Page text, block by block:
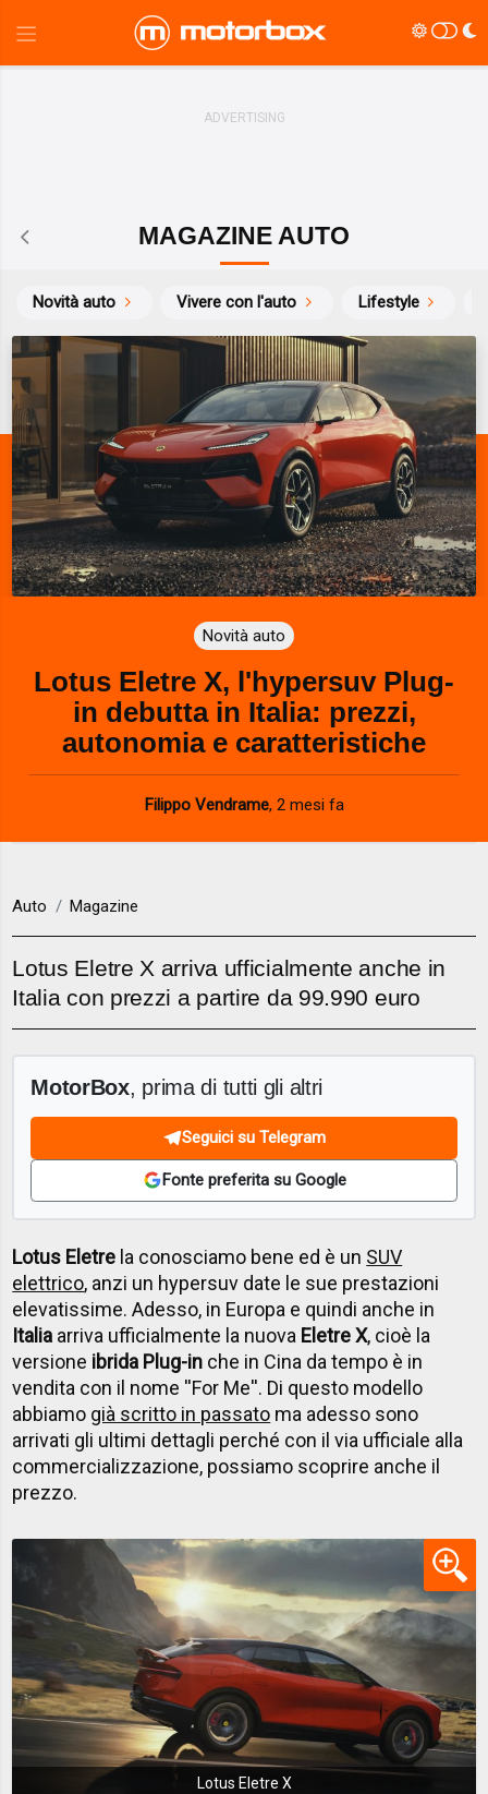
MAGAZINE AUTO
Novità auto Vivere con l'auto Lifestyle
Novità auto
Lotus Eletre X, l'hypersuv Plug-
in debutta in Italia: prezzi,
autonomia e caratteristiche
Filippo Vendrame, 2 mesi fa
Auto Magazine
Lotus Eletre X arriva ufficialmente anche in
Italia con prezzi a partire da 99.990 euro
MotorBox, prima di tutti gli altri
Seguici su Telegram
Fonte preferita su Google
Lotus Eletre la conosciamo bene ed è un SUV
elettrico, anzi un hypersuv date le sue prestazioni
elevatissime. Adesso, in Europa e quindi anche in
Italia arriva ufficialmente la nuova Eletre X, cioè la
versione ibrida Plug-in che in Cina da tempo è in
vendita con il nome ''For Me''. Di questo modello
abbiamo già scritto in passato ma adesso sono
arrivati gli ultimi dettagli perché con il via ufficiale alla
commercializzazione, possiamo scoprire anche il
prezzo.
Lotus Eletre X